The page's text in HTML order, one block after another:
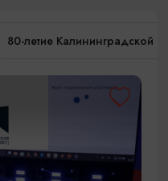
80-летие Калининградской